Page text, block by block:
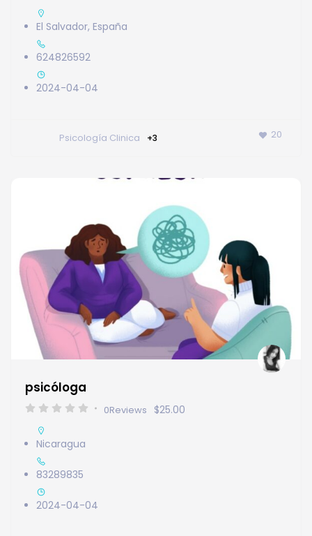
El Salvador, España
624826592
2024-04-04
Psicología Clinica +3 20
psicóloga
0Reviews $25.00
Nicaragua
83289835
2024-04-04